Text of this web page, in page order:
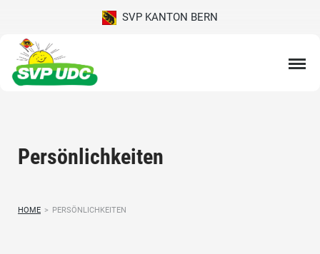
SVP KANTON BERN
Persönlichkeiten
HOME > PERSÖNLICHKEITEN